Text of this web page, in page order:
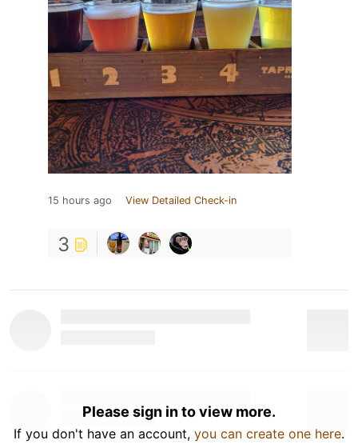
15 hours ago View Detailed Check-in
3
Please sign in to view more.
If you don't have an account, you can create one here.